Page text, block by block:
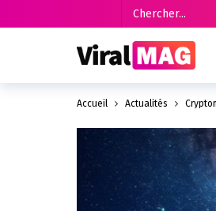
Accueil Actualités